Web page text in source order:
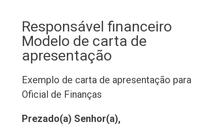
Responsável financeiro
Modelo de carta de
apresentação
Exemplo de carta de apresentação para
Oficial de Finanças
Prezado(a) Senhor(a),